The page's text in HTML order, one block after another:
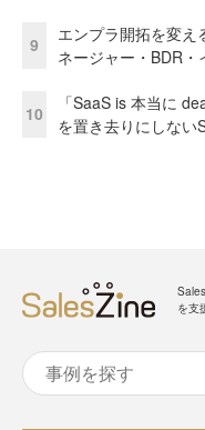
9
エンプラ開拓を変え
ネージャー・BDR
10
「SaaS is 本当に
を置き去りにしない
を支